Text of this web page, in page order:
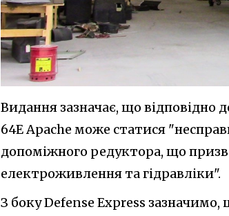
Видання зазначає, що відповідно
64E Apache може статися
допоміжного редуктора, що
електроживлення та гідравліки".
З боку Defense Express